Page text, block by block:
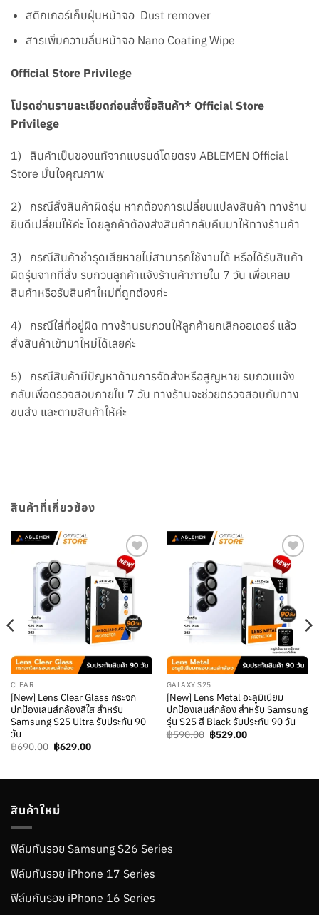
สติกเกอร์เก็บฝุ่นหน้าจอ Dust remover
สารเพิ่มความลื่นหน้าจอ Nano Coating Wipe
Official Store Privilege
โปรดอ่านรายละเอียดก่อนสั่งซื้อสินค้า* Official Store
Privilege
1) สินค้าเป็นของแท้จากแบรนด์โดยตรง ABLEMEN Official
Store มั่นใจคุณภาพ
2) กรณีสั่งสินค้าผิดรุ่น หากต้องการเปลี่ยนแปลงสินค้า ทางร้าน
ยินดีเปลี่ยนให้ค่ะ โดยลูกค้าต้องส่งสินค้ากลับคืนมาให้ทางร้านค้า
3) กรณีสินค้าชำรุดเสียหายไม่สามารถใช้งานได้ หรือได้รับสินค้า
ผิดรุ่นจากที่สั่ง รบกวนลูกค้าแจ้งร้านค้าภายใน 7 วัน เพื่อเคลม
สินค้าหรือรับสินค้าใหม่ที่ถูกต้องค่ะ
4) กรณีใส่ที่อยู่ผิด ทางร้านรบกวนให้ลูกค้ายกเลิกออเดอร์ แล้ว
สั่งสินค้าเข้ามาใหม่ได้เลยค่ะ
5) กรณีสินค้ามีปัญหาด้านการจัดส่งหรือสูญหาย รบกวนแจ้ง
กลับเพื่อตรวจสอบภายใน 7 วัน ทางร้านจะช่วยตรวจสอบกับทาง
ขนส่ง และตามสินค้าให้ค่ะ
สินค้าที่เกี่ยวข้อง
เพิ่มใน
รายการ
โปรด
CLEAR
[New] Lens Clear Glass กระจก
ปกป้องเลนส์กล้องสีใส สำหรับ
Samsung S25 Ultra รับประกัน 90
วัน
฿690.00 Original
price
฿629.00Current
เพิ่มใน
รายการ
โปรด
GALAXY S25
[New] Lens Metal อะลูมิเนียม
ปกป้องเลนส์กล้อง สำหรับ Samsung
รุ่น S25 สี Black รับประกัน 90 วัน
฿590.00 Original
price
฿529.00Current
สินค้าใหม่
ฟิล์มกันรอย Samsung S26 Series
ฟิล์มกันรอย iPhone 17 Series
ฟิล์มกันรอย iPhone 16 Series